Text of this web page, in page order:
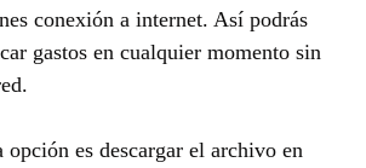
conexión a internet. Así podrás
gastos en cualquier momento sin
es descargar el archivo en